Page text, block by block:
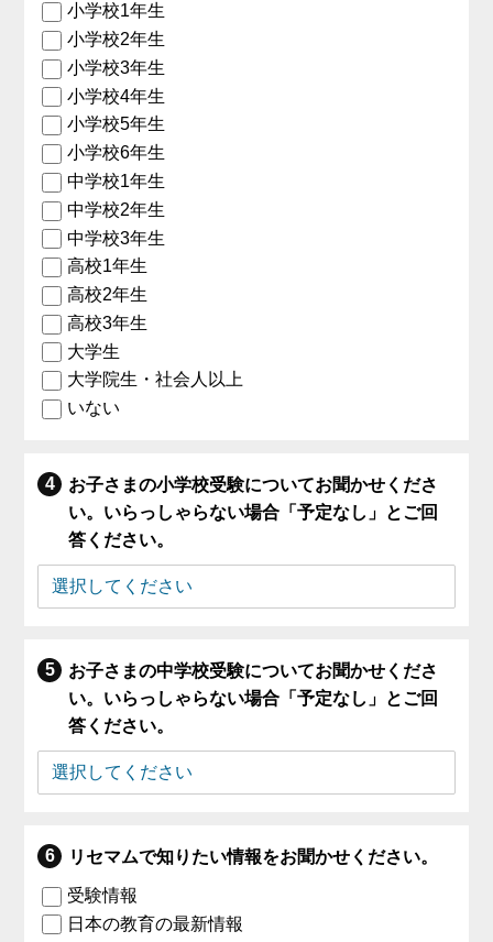
小学校1年生
小学校2年生
小学校3年生
小学校4年生
小学校5年生
小学校6年生
中学校1年生
中学校2年生
中学校3年生
高校1年生
高校2年生
高校3年生
大学生
大学院生・社会人以上
いない
お子さまの小学校受験についてお聞かせくださ
い。いらっしゃらない場合「予定なし」とご回
答ください。
お子さまの中学校受験についてお聞かせくださ
い。いらっしゃらない場合「予定なし」とご回
答ください。
リセマムで知りたい情報をお聞かせください。
受験情報
日本の教育の最新情報